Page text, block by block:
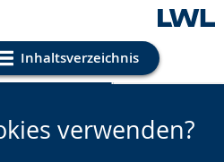
Inhaltsverzeichnis
verwenden?